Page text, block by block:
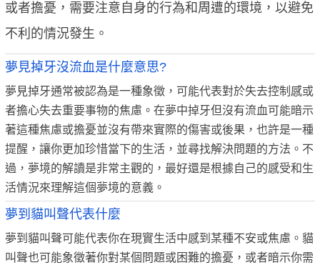
或者擔憂，需要注意自身的行為和周遭的環境，以避免
不利的情況發生。
夢見掉牙沒流血是什麼意思?
夢見掉牙通常被認為是一種象徵，可能代表對於失去控制感或
者擔心失去重要事物的焦慮。在夢中掉牙但沒有流血可能暗示
著這種焦慮或擔憂並沒有帶來實際的傷害或後果，也許是一種
提醒，讓你更加珍惜當下的生活，並尋找解決問題的方法。不
過，夢境的解讀是非常主觀的，最好還是根據自己的感受和生
活情況來理解這個夢境的意義。
夢到貓叫聲代表什麼
夢到貓叫聲可能代表你在現實生活中感到某種不安或焦慮。貓
叫聲也可能象徵著你對某個問題或困難的擔憂，或者暗示你需